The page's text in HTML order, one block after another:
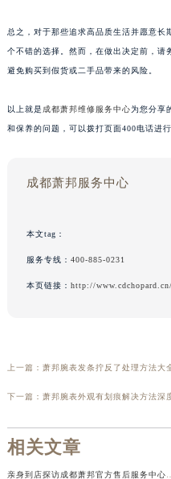
总之，对于那些追求高品质生活并愿意
个不错的选择。然而，在做出决定前，请
避免购买到假货或二手品带来的风险。
以上就是 成都萧邦维修服务中心为您分享
和保养的问题，可以拨打页面400电话进
成都萧邦服务中心
本文tag：
服务专线： 400-885-0231
本页链接： http://
上一篇： 萧邦腕表发条拧反了处理方法大
下一篇： 萧邦腕表外观有划痕解决方法深
相关文章